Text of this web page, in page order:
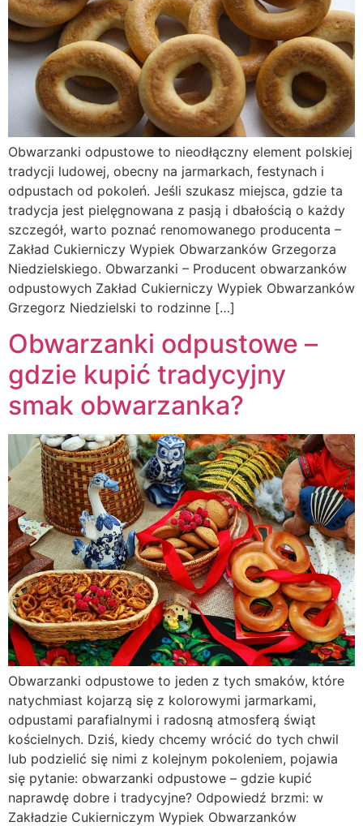
Obwarzanki odpustowe to nieodłączny element polskiej
tradycji ludowej, obecny na jarmarkach, festynach i
odpustach od pokoleń. Jeśli szukasz miejsca, gdzie ta
tradycja jest pielęgnowana z pasją i dbałością o każdy
szczegół, warto poznać renomowanego producenta –
Zakład Cukierniczy Wypiek Obwarzanków Grzegorza
Niedzielskiego. Obwarzanki – Producent obwarzanków
odpustowych Zakład Cukierniczy Wypiek Obwarzanków
Grzegorz Niedzielski to rodzinne […]
Obwarzanki odpustowe –
gdzie kupić tradycyjny
smak obwarzanka?
Obwarzanki odpustowe to jeden z tych smaków, które
natychmiast kojarzą się z kolorowymi jarmarkami,
odpustami parafialnymi i radosną atmosferą świąt
kościelnych. Dziś, kiedy chcemy wrócić do tych chwil
lub podzielić się nimi z kolejnym pokoleniem, pojawia
się pytanie: obwarzanki odpustowe – gdzie kupić
naprawdę dobre i tradycyjne? Odpowiedź brzmi: w
Zakładzie Cukierniczym Wypiek Obwarzanków